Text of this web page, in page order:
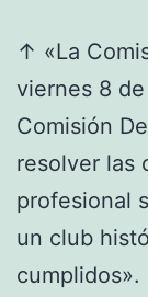
↑ «La
viernes 8
Comisión
resolver las
profesional
un club